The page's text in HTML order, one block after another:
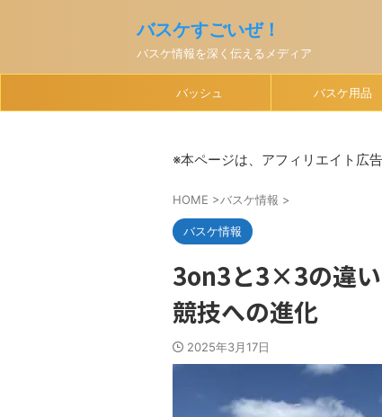
バスケすごいぜ！
バスケ情報を深く伝えるメディア
バッシュ バスケ用品
※本ページは、アフィリエイト広
HOME >バスケ情報 >
バスケ情報
3on3と3×3の違い
競技への進化
2025年3月17日